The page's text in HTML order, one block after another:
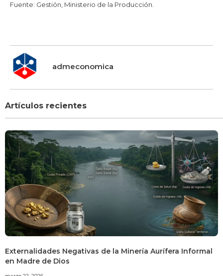
Fuente: Gestión, Ministerio de la Producción.
admeconomica
Artículos recientes
Externalidades Negativas de la Minería Aurífera Informal
en Madre de Dios